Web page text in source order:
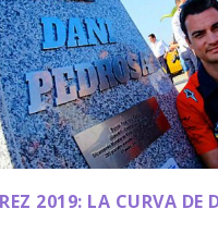
2019: LA CURVA DE